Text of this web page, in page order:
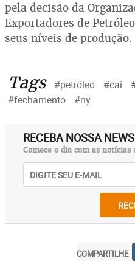
pela decisão da
Exportadores de
seus níveis de produção.
Tags #petróleo #cai
#fechamento
#ny
RECEBA NOSSA
Comece o dia com as
COMPARTILHE